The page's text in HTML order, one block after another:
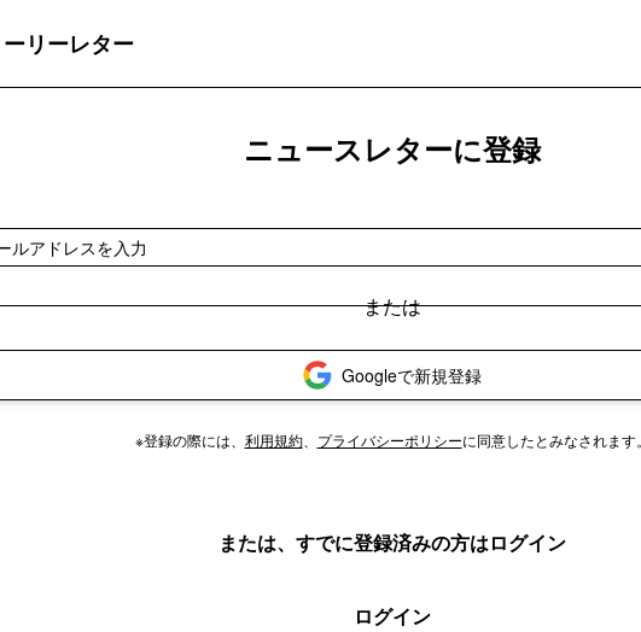
リーレター
ニュースレターに登録
Googleで新規登録
※登録の際には、 利用規約、 プライバシーポリシーに同意したとみなされます。
または、すでに登録済みの方はログイン
ログイン